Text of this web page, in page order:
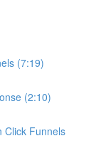
(7:19)
(2:10)
Click Funnels